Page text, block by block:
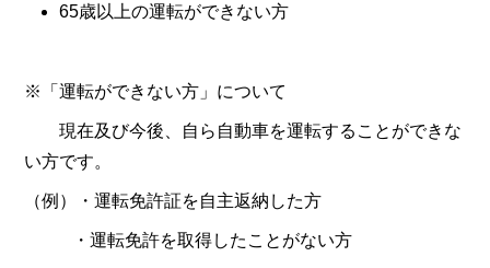
65歳以上の運転ができない方
※「運転ができない方」について
現在及び今後、自ら自動車を運転することができな
い方です。
（例）・運転免許証を自主返納した方
・運転免許を取得したことがない方